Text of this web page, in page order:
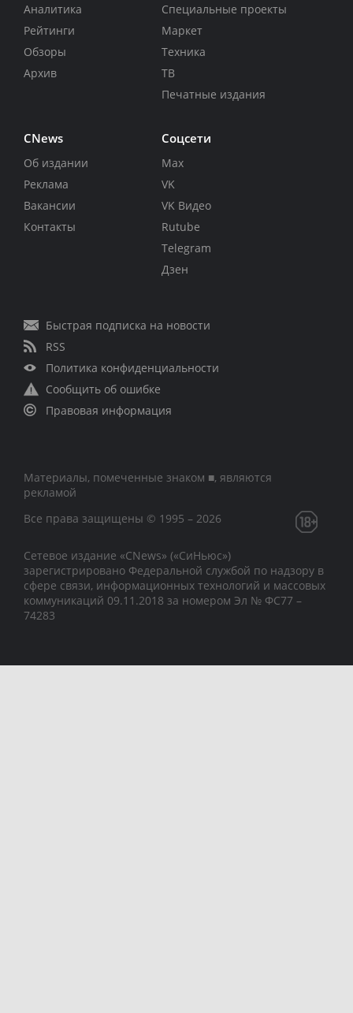
Аналитика
Рейтинги
Обзоры
Архив
Специальные проекты
Маркет
Техника
ТВ
Печатные издания
CNews
Об издании
Реклама
Вакансии
Контакты
Соцсети
Max
VK
VK Видео
Rutube
Telegram
Дзен
Быстрая подписка на новости
RSS
Политика конфиденциальности
Сообщить об ошибке
Правовая информация
Материалы, помеченные знаком ■, являются
рекламой
Все права защищены © 1995 – 2026
Сетевое издание «CNews» («СиНьюс»)
зарегистрировано Федеральной службой по надзору в
сфере связи, информационных технологий и массовых
коммуникаций 09.11.2018 за номером Эл № ФС77 –
74283